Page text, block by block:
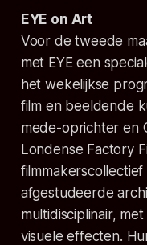
EYE on Art
Voor de tweede
met EYE een
het wekelijkse
film en beeldende
mede-oprichter en
Londense Factory
afgestudeerde
multidisciplinair,
visuele effecten.